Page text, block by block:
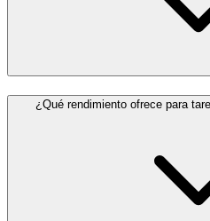
¿Qué rendimiento ofrece para